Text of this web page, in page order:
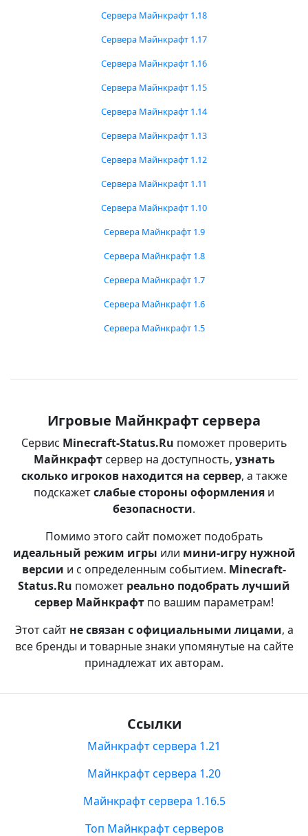
Сервера Майнкрафт 1.18
Сервера Майнкрафт 1.17
Сервера Майнкрафт 1.16
Сервера Майнкрафт 1.15
Сервера Майнкрафт 1.14
Сервера Майнкрафт 1.13
Сервера Майнкрафт 1.12
Сервера Майнкрафт 1.11
Сервера Майнкрафт 1.10
Сервера Майнкрафт 1.9
Сервера Майнкрафт 1.8
Сервера Майнкрафт 1.7
Сервера Майнкрафт 1.6
Сервера Майнкрафт 1.5
Игровые Майнкрафт сервера
Сервис Minecraft-Status.Ru поможет проверить
Майнкрафтсервер на доступность, узнать
сколько игроков находится на сервер, а также
подскажетслабые стороны оформления и
безопасности.
Помимо этого сайт поможет подобрать
идеальный режим игры или мини-игру нужной
версии и с определенным событием. Minecraft-
Status.Ru поможет реально подобрать лучший
сервер Майнкрафт по вашим параметрам!
Этот сайт не связан с официальными лицами, а
все бренды и товарные знаки упомянутые на сайте
принадлежат их авторам.
Ссылки
Майнкрафт сервера 1.21
Майнкрафт сервера 1.20
Майнкрафт сервера 1.16.5
Топ Майнкрафт серверов